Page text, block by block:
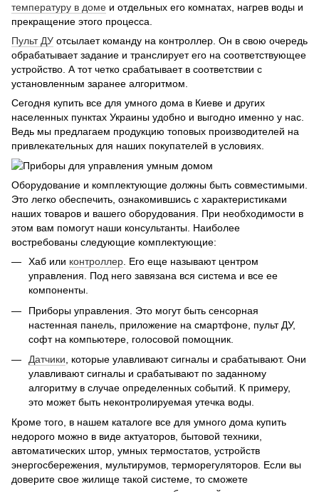
температуру в доме и отдельных его комнатах, нагрев воды и
прекращение этого процесса.
Пульт ДУ отсылает команду на контроллер. Он в свою очередь
обрабатывает задание и транслирует его на соответствующее
устройство. А тот четко срабатывает в соответствии с
установленным заранее алгоритмом.
Сегодня купить все для умного дома в Киеве и других
населенных пунктах Украины удобно и выгодно именно у нас.
Ведь мы предлагаем продукцию топовых производителей на
привлекательных для наших покупателей в условиях.
Оборудование и комплектующие должны быть совместимыми.
Это легко обеспечить, ознакомившись с характеристиками
наших товаров и вашего оборудования. При необходимости в
этом вам помогут наши консультанты. Наиболее
востребованы следующие комплектующие:
Хаб или контроллер. Его еще называют центром
управления. Под него завязана вся система и все ее
компоненты.
Приборы управления. Это могут быть сенсорная
настенная панель, приложение на смартфоне, пульт ДУ,
софт на компьютере, голосовой помощник.
Датчики , которые улавливают сигналы и срабатывают. Они
улавливают сигналы и срабатывают по заданному
алгоритму в случае определенных событий. К примеру,
это может быть неконтролируемая утечка воды.
Кроме того, в нашем каталоге все для умного дома купить
недорого можно в виде актуаторов, бытовой техники,
автоматических штор, умных термостатов, устройств
энергосбережения, мультирумов, терморегуляторов. Если вы
доверите свое жилище такой системе, то сможете